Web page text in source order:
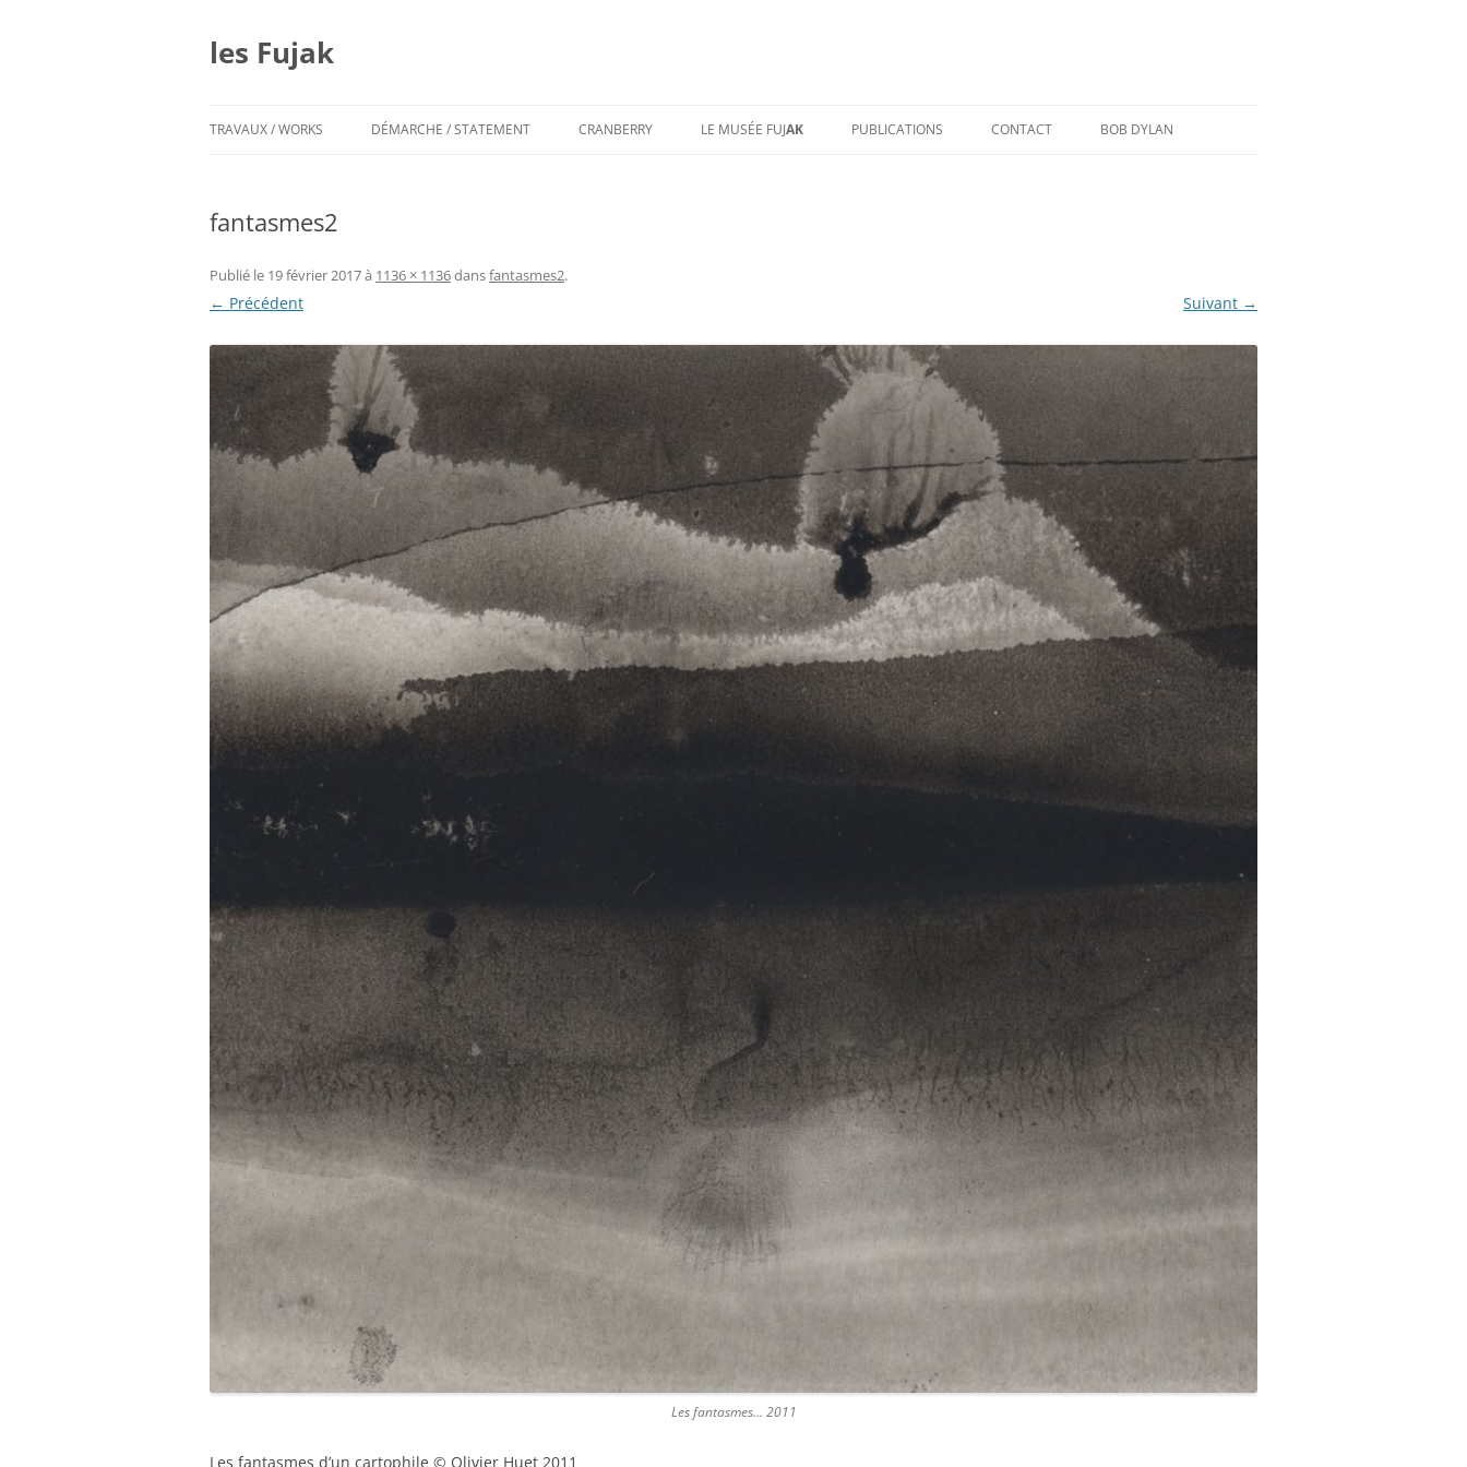
contenu
les Fujak
TRAVAUX / WORKS DÉMARCHE / STATEMENT CRANBERRY LE MUSÉE FUJAK PUBLICATIONS CONTACT BOB DYLAN
fantasmes2
Publié le 19 février 2017à 1136 × 1136dansfantasmes2.
← Précédent Suivant →
Les fantasmes… 2011
Les fantasmes d’un cartophile © Olivier Huet 2011